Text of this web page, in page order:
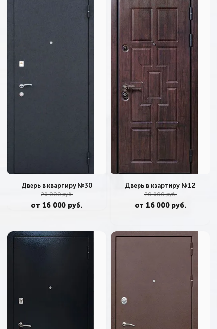
Дверь в квартиру №30
20 000 руб.
от 16 000 руб.
Дверь в квартиру №12
20 000 руб.
от 16 000 руб.